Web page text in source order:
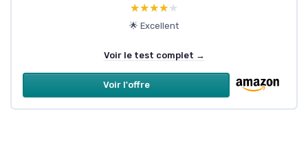
★★★★★
★★★★★
🌟 Excellent
Voir le test complet →
Voir l'offre